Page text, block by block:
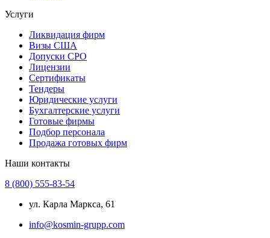
Услуги
Ликвидация фирм
Визы США
Допуски СРО
Лицензии
Сертификаты
Тендеры
Юридические услуги
Бухгалтерские услуги
Готовые фирмы
Подбор персонала
Продажа готовых фирм
Наши контакты
8 (800) 555-83-54
ул. Карла Маркса, 61
info@kosmin-grupp.com